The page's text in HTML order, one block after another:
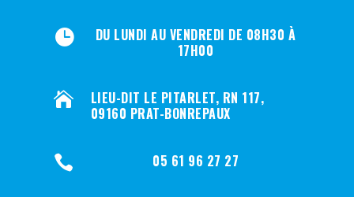

DU LUNDI AU VENDREDI DE 08H30 À
17H00

LIEU-DIT LE PITARLET, RN 117,
09160 PRAT-BONREPAUX
 05 61 96 27 27